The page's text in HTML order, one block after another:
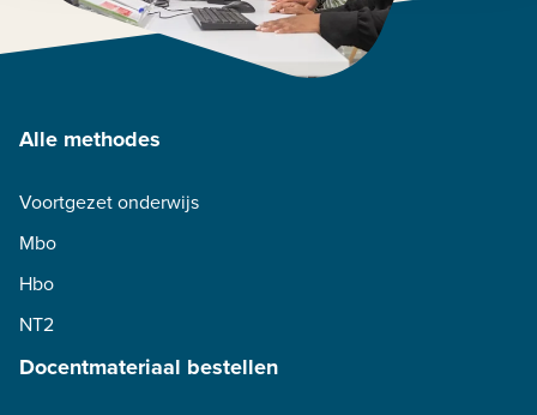
Alle methodes
Voortgezet onderwijs
Mbo
Hbo
NT2
Docentmateriaal bestellen